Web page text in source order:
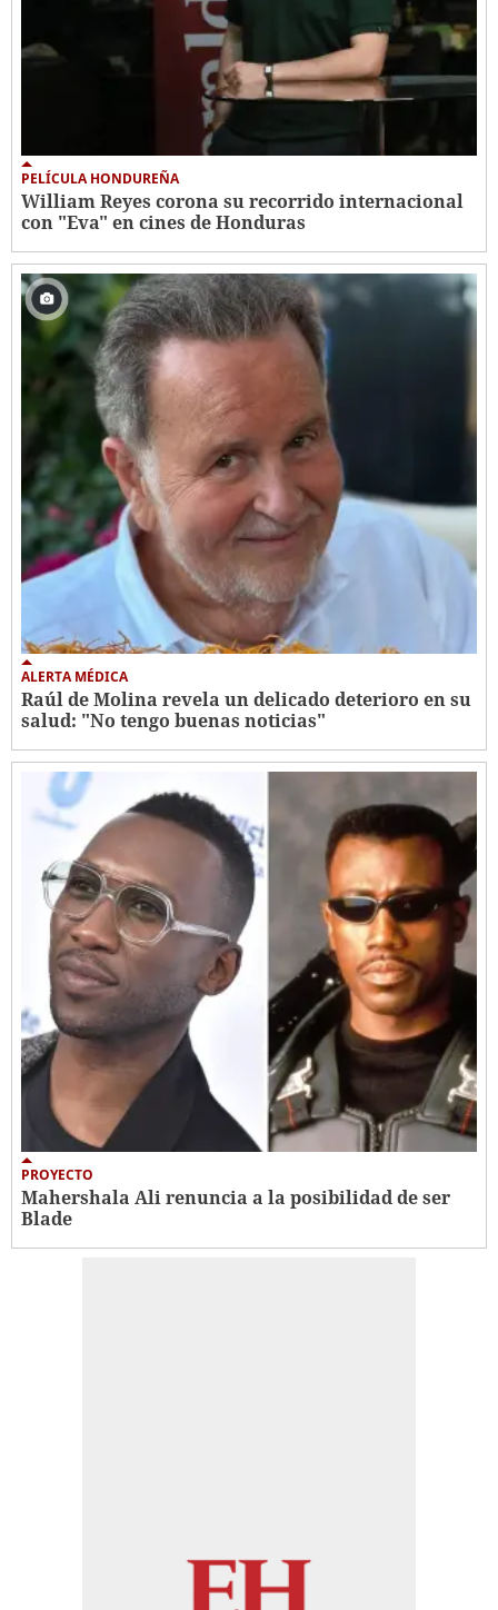
PELÍCULA HONDUREÑA
William Reyes corona su recorrido internacional
con "Eva" en cines de Honduras
ALERTA MÉDICA
Raúl de Molina revela un delicado deterioro en su
salud: "No tengo buenas noticias"
PROYECTO
Mahershala Ali renuncia a la posibilidad de ser
Blade